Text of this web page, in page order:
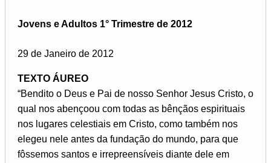
Jovens e Adultos 1° Trimestre de 2012
29 de Janeiro de 2012
TEXTO ÁUREO
“Bendito o Deus e Pai de nosso Senhor Jesus Cristo, o
qual nos abençoou com todas as bênçãos espirituais
nos lugares celestiais em Cristo, como também nos
elegeu nele antes da fundação do mundo, para que
fôssemos santos e irrepreensíveis diante dele em